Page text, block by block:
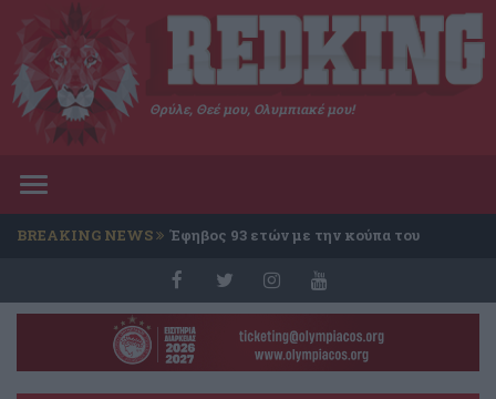
Θρύλε, Θεέ μου, Ολυμπιακέ μου!
Toggle
BREAKING NEWS Έφηβος 93 ετών με την κούπα του